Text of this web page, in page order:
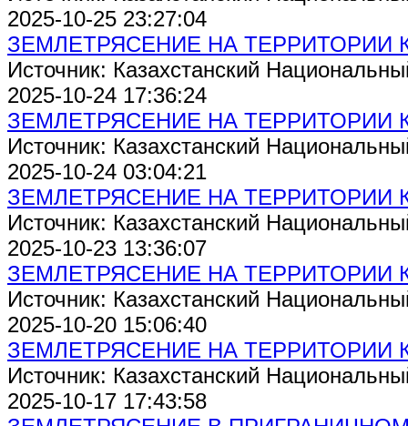
2025-10-25 23:27:04
ЗЕМЛЕТРЯСЕНИЕ НА ТЕРРИТОРИИ
Источник: Казахстанский
2025-10-24 17:36:24
ЗЕМЛЕТРЯСЕНИЕ НА ТЕРРИТОРИИ
Источник: Казахстанский
2025-10-24 03:04:21
ЗЕМЛЕТРЯСЕНИЕ НА ТЕРРИТОРИИ
Источник: Казахстанский
2025-10-23 13:36:07
ЗЕМЛЕТРЯСЕНИЕ НА ТЕРРИТОРИИ
Источник: Казахстанский
2025-10-20 15:06:40
ЗЕМЛЕТРЯСЕНИЕ НА ТЕРРИТОРИИ
Источник: Казахстанский
2025-10-17 17:43:58